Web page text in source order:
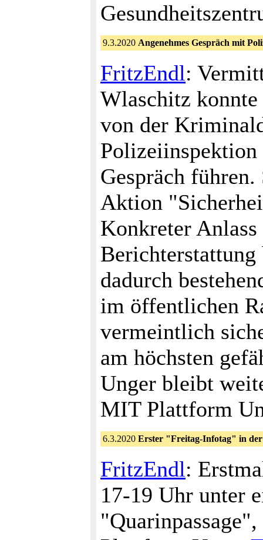
9.3.2020 Angenehmes Gespräch mit
FritzEndl:
Wlaschitz
von der
Polizeiinspektion
Gespräch
Aktion
Konkreter
dadurch
im öffentlichen
vermeintlich
am höchsten
Unger bleibt
MIT Plattform
6.3.2020 Erster "Freitag-Infotag" in der
FritzEndl:
17-19 Uhr unter